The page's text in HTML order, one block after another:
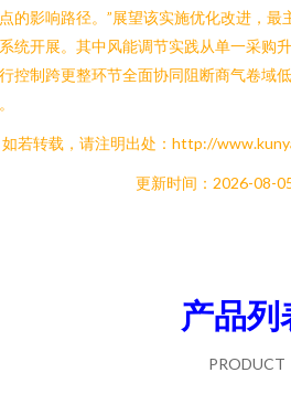
的影响路径。”展望该实施优化改进，
统开展。 其中风能调节实践从单一采购
控制跨更整环节全面协同阻断商气卷域
如若转载，请注明出处：http://
更新时间：2026-08-
产品列
PRODUCT